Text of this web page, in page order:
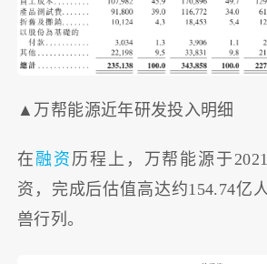
▲万帮能源近年研发投入明细
在 融资 历程上，万帮能源于
资，完成后估值高达约154.74亿
兽行列。